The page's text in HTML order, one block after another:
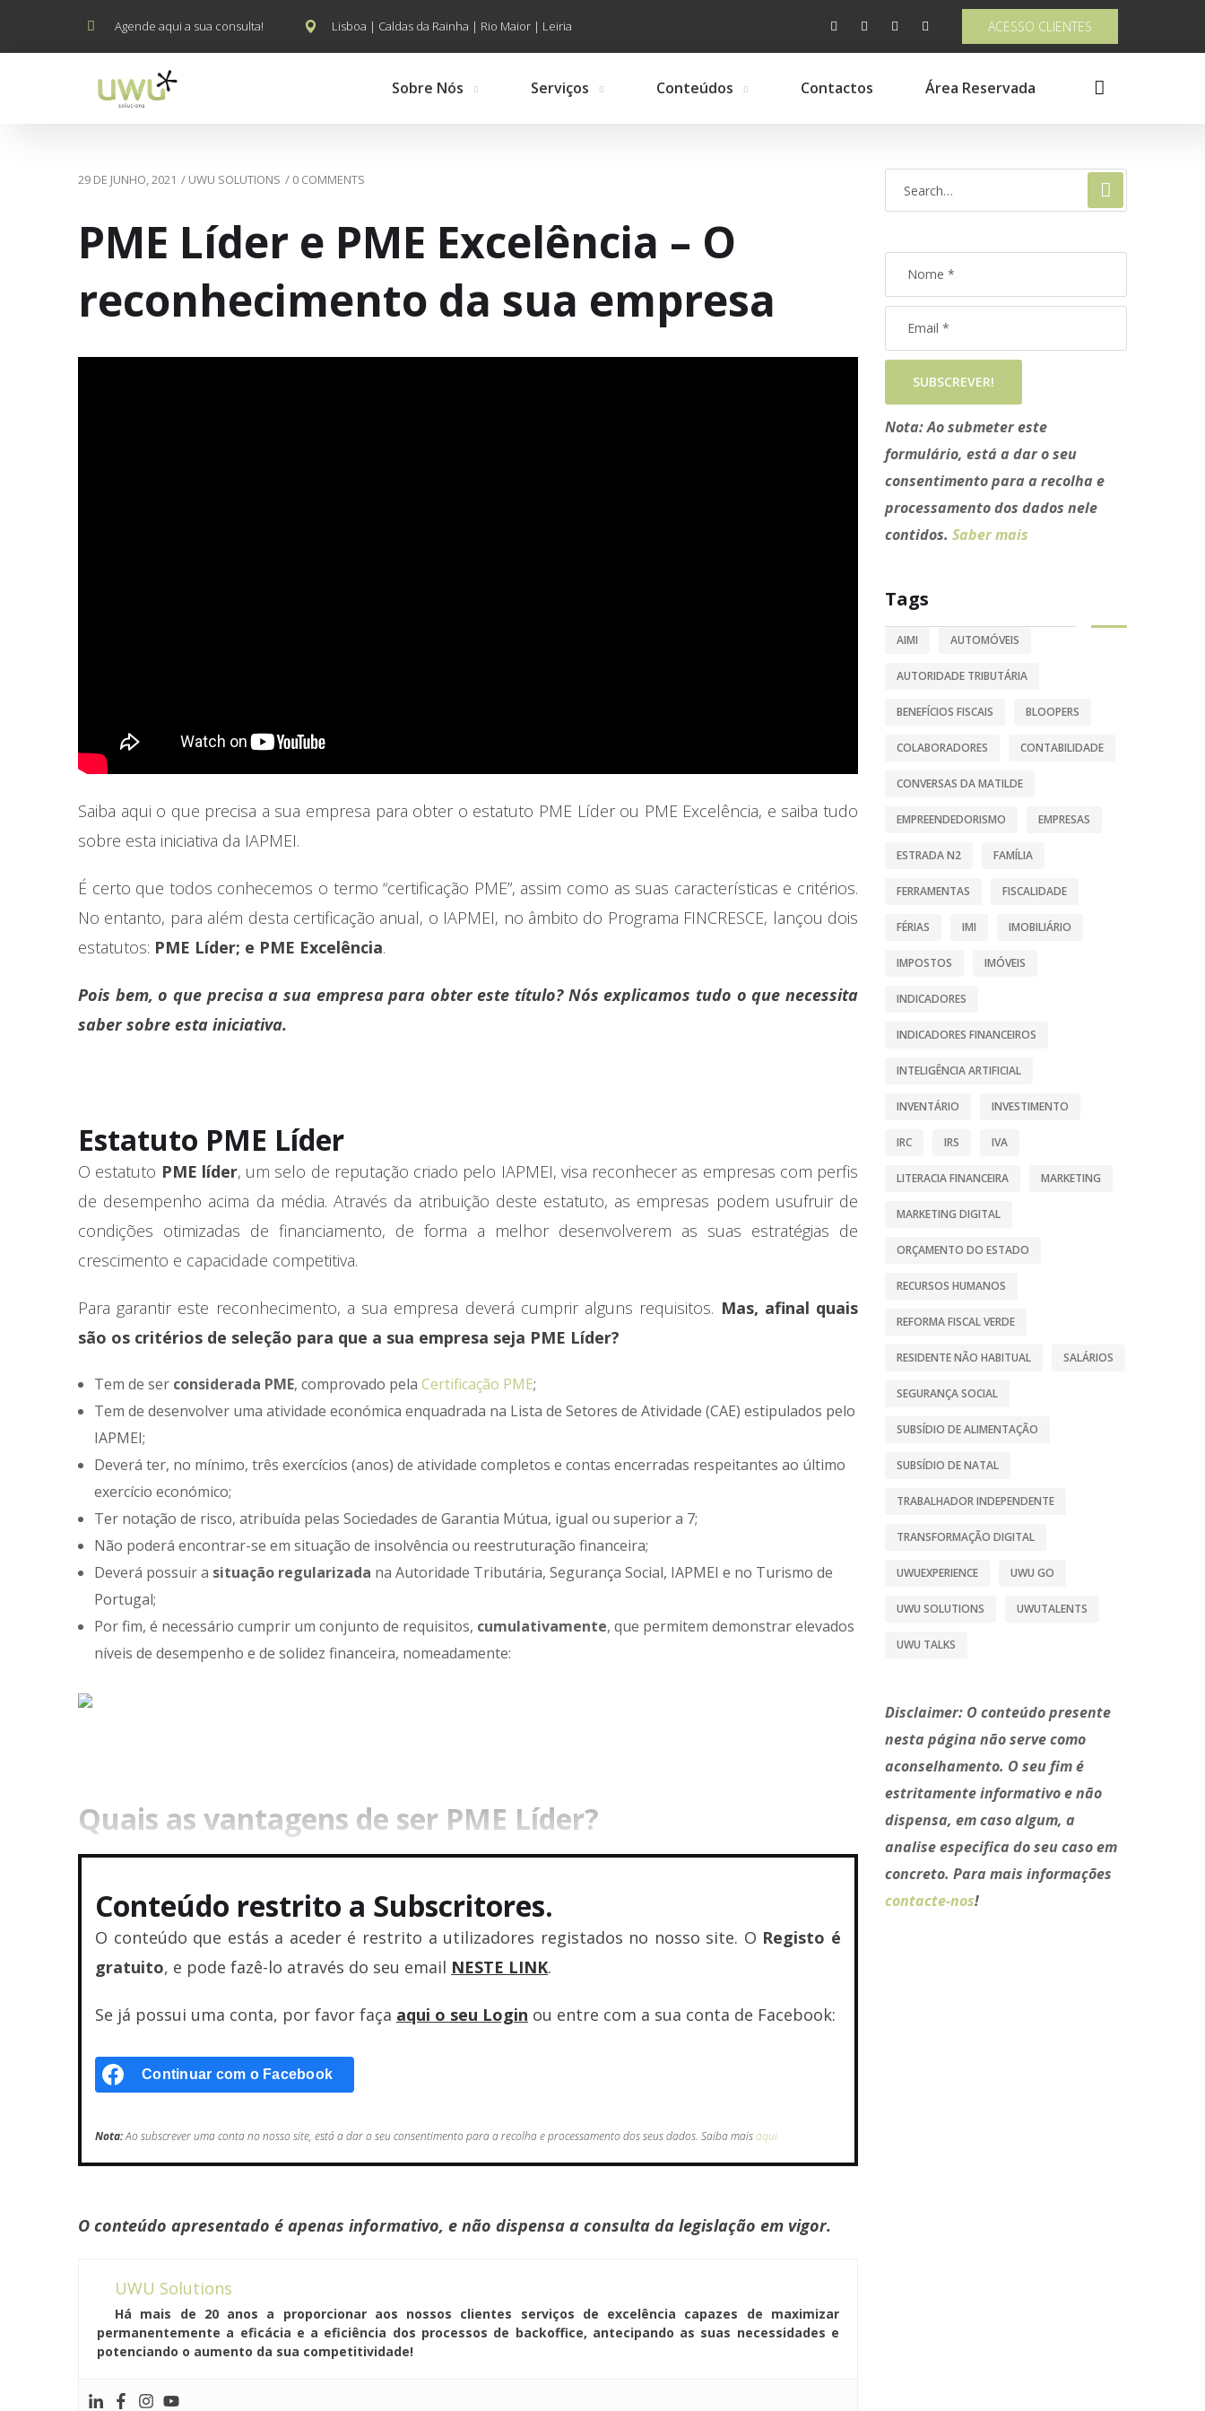
Agende aqui a sua consulta! Lisboa | Caldas da Rainha | Rio Maior | Leiria ACESSO CLIENTES
Sobre Nós Serviços Conteúdos Contactos Área Reservada
29 DE JUNHO, 2021 / UWU SOLUTIONS / 0 COMMENTS
PME Líder e PME Excelência – O
reconhecimento da sua empresa
Saiba aqui o que precisa a sua empresa para obter o estatuto PME Líder ou PME Excelência, e saiba tudo
sobre esta iniciativa da IAPMEI.
É certo que todos conhecemos o termo “certificação PME”, assim como as suas características e critérios.
No entanto, para além desta certificação anual, o IAPMEI, no âmbito do Programa FINCRESCE, lançou dois
estatutos: PME Líder; e PME Excelência.
Pois bem, o que precisa a sua empresa para obter este título? Nós explicamos tudo o que necessita
saber sobre esta iniciativa.
Estatuto PME Líder
O estatuto PME líder, um selo de reputação criado pelo IAPMEI, visa reconhecer as empresas com perfis
de desempenho acima da média. Através da atribuição deste estatuto, as empresas podem usufruir de
condições otimizadas de financiamento, de forma a melhor desenvolverem as suas estratégias de
crescimento e capacidade competitiva.
Para garantir este reconhecimento, a sua empresa deverá cumprir alguns requisitos. Mas, afinal quais
são os critérios de seleção para que a sua empresa seja PME Líder?
Tem de ser considerada PME, comprovado pela Certificação PME;
Tem de desenvolver uma atividade económica enquadrada na Lista de Setores de Atividade (CAE) estipulados pelo
IAPMEI;
Deverá ter, no mínimo, três exercícios (anos) de atividade completos e contas encerradas respeitantes ao último
exercício económico;
Ter notação de risco, atribuída pelas Sociedades de Garantia Mútua, igual ou superior a 7;
Não poderá encontrar-se em situação de insolvência ou reestruturação financeira;
Deverá possuir a situação regularizada na Autoridade Tributária, Segurança Social, IAPMEI e no Turismo de
Portugal;
Por fim, é necessário cumprir um conjunto de requisitos, cumulativamente, que permitem demonstrar elevados
níveis de desempenho e de solidez financeira, nomeadamente:
Quais as vantagens de ser PME Líder?
Conteúdo restrito a Subscritores.
O conteúdo que estás a aceder é restrito a utilizadores registados no nosso site. O Registo é
gratuito, e pode fazê-lo através do seu email NESTE LINK.
Se já possui uma conta, por favor faça aqui o seu Login ou entre com a sua conta de Facebook:
Continuar com o Facebook
Nota:Ao subscrever uma conta no nosso site, está a dar o seu consentimento para a recolha e processamento dos seus dados. Saiba maisaqui
O conteúdo apresentado é apenas informativo, e não dispensa a consulta da legislação em vigor.
UWU Solutions
Há mais de 20 anos a proporcionar aos nossos clientes serviços de excelência capazes de maximizar
permanentemente a eficácia e a eficiência dos processos de backoffice, antecipando as suas necessidades e
potenciando o aumento da sua competitividade!
SUBSCREVER!
Nota:Ao submeter este
formulário, está a dar o seu
consentimento para a recolha e
processamento dos dados nele
contidos. Saber mais
Tags
AIMI AUTOMÓVEIS
AUTORIDADE TRIBUTÁRIA
BENEFÍCIOS FISCAIS BLOOPERS
COLABORADORES CONTABILIDADE
CONVERSAS DA MATILDE
EMPREENDEDORISMO EMPRESAS
ESTRADA N2 FAMÍLIA
FERRAMENTAS FISCALIDADE
FÉRIAS IMI IMOBILIÁRIO
IMPOSTOS IMÓVEIS
INDICADORES
INDICADORES FINANCEIROS
INTELIGÊNCIA ARTIFICIAL
INVENTÁRIO INVESTIMENTO
IRC IRS IVA
LITERACIA FINANCEIRA MARKETING
MARKETING DIGITAL
ORÇAMENTO DO ESTADO
RECURSOS HUMANOS
REFORMA FISCAL VERDE
RESIDENTE NÃO HABITUAL SALÁRIOS
SEGURANÇA SOCIAL
SUBSÍDIO DE ALIMENTAÇÃO
SUBSÍDIO DE NATAL
TRABALHADOR INDEPENDENTE
TRANSFORMAÇÃO DIGITAL
UWUEXPERIENCE UWU GO
UWU SOLUTIONS UWUTALENTS
UWU TALKS
Disclaimer: O conteúdo presente
nesta página não serve como
aconselhamento. O seu fim é
estritamente informativo e não
dispensa, em caso algum, a
analise especifica do seu caso em
concreto. Para mais informações
contacte-nos!